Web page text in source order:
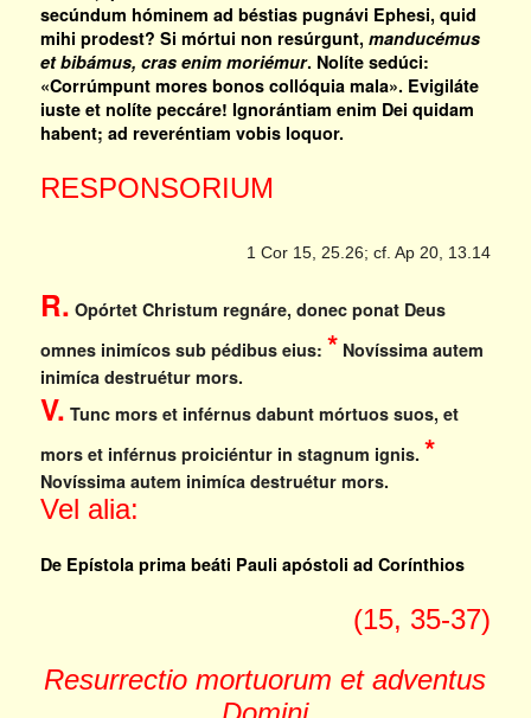
secúndum hóminem ad béstias pugnávi Ephesi, quid
mihi prodest? Si mórtui non resúrgunt, manducémus
et bibámus, cras enim moriémur. Nolíte sedúci:
«Corrúmpunt mores bonos collóquia mala». Evigiláte
iuste et nolíte peccáre! Ignorántiam enim Dei quidam
habent; ad reveréntiam vobis loquor.
RESPONSORIUM
1 Cor 15, 25.26; cf. Ap 20, 13.14
R. Opórtet Christum regnáre, donec ponat Deus
omnes inimícos sub pédibus eius: * Novíssima autem
inimíca destruétur mors.
V. Tunc mors et inférnus dabunt mórtuos suos, et
mors et inférnus proiciéntur in stagnum ignis. *
Novíssima autem inimíca destruétur mors.
Vel alia:
De Epístola prima beáti Pauli apóstoli ad Corínthios
(15, 35-37)
Resurrectio mortuorum et adventus